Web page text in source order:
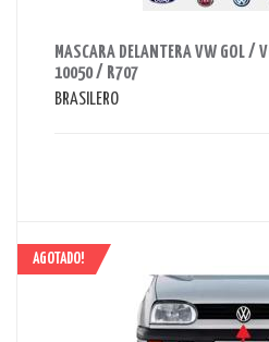
MASCARA DELANTERA VW GOL /
10050 / R707
BRASILERO
AGOTADO!